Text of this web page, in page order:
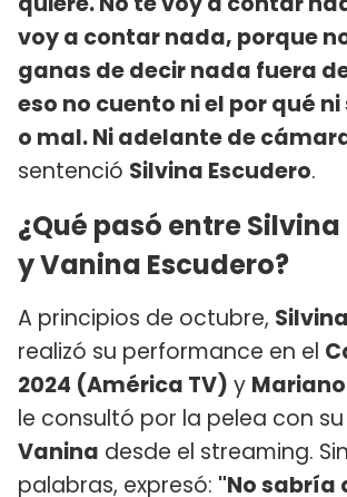
voy a contar nada, porque
ganas de decir nada fuera
eso no cuento ni el por qué ni
o mal. Ni adelante de
sentenció Silvina Escudero.
¿Qué pasó entre
y Vanina Escudero?
A principios de octubre,
realizó su performance en el
2024 (América TV) y
le consultó por la pelea con
Vanina desde el streaming.
palabras, expresó: "No sabría